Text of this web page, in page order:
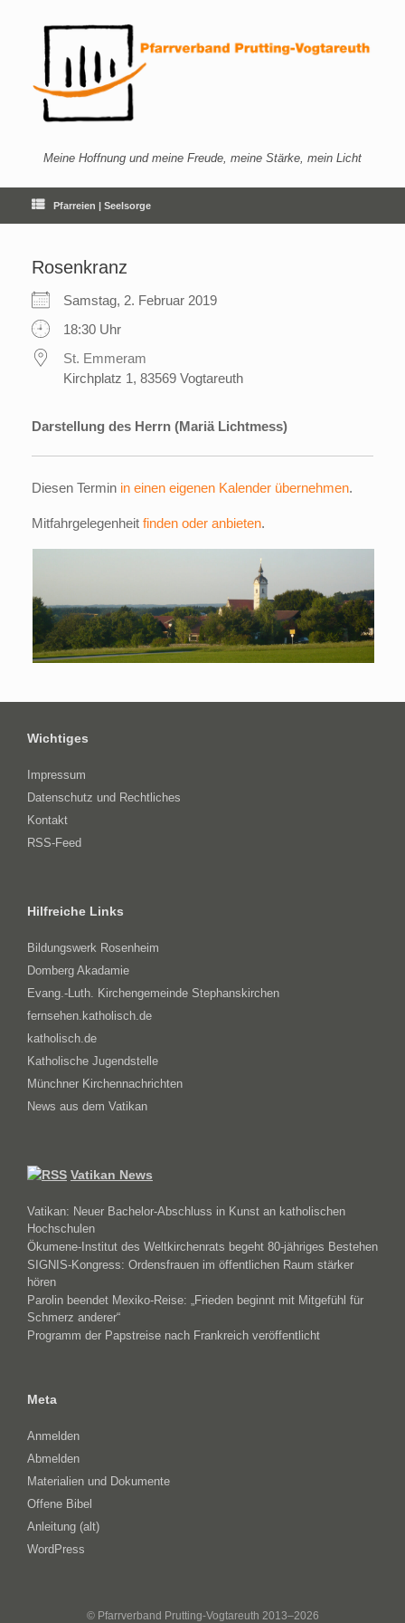
Meine Hoffnung und meine Freude, meine Stärke, mein Licht
Pfarreien | Seelsorge
Rosenkranz
Samstag, 2. Februar 2019
18:30 Uhr
St. Emmeram
Kirchplatz 1, 83569 Vogtareuth
Darstellung des Herrn (Mariä Lichtmess)
Diesen Termin in einen eigenen Kalender übernehmen.
Mitfahrgelegenheit finden oder anbieten.
Wichtiges
Impressum
Datenschutz und Rechtliches
Kontakt
RSS-Feed
Hilfreiche Links
Bildungswerk Rosenheim
Domberg Akadamie
Evang.-Luth. Kirchengemeinde Stephanskirchen
fernsehen.katholisch.de
katholisch.de
Katholische Jugendstelle
Münchner Kirchennachrichten
News aus dem Vatikan
Vatikan News
Vatikan: Neuer Bachelor-Abschluss in Kunst an katholischen
Hochschulen
Ökumene-Institut des Weltkirchenrats begeht 80-jähriges Bestehen
SIGNIS-Kongress: Ordensfrauen im öffentlichen Raum stärker
hören
Parolin beendet Mexiko-Reise: „Frieden beginnt mit Mitgefühl für
Schmerz anderer“
Programm der Papstreise nach Frankreich veröffentlicht
Meta
Anmelden
Abmelden
Materialien und Dokumente
Offene Bibel
Anleitung (alt)
WordPress
© Pfarrverband Prutting-Vogtareuth 2013–2026